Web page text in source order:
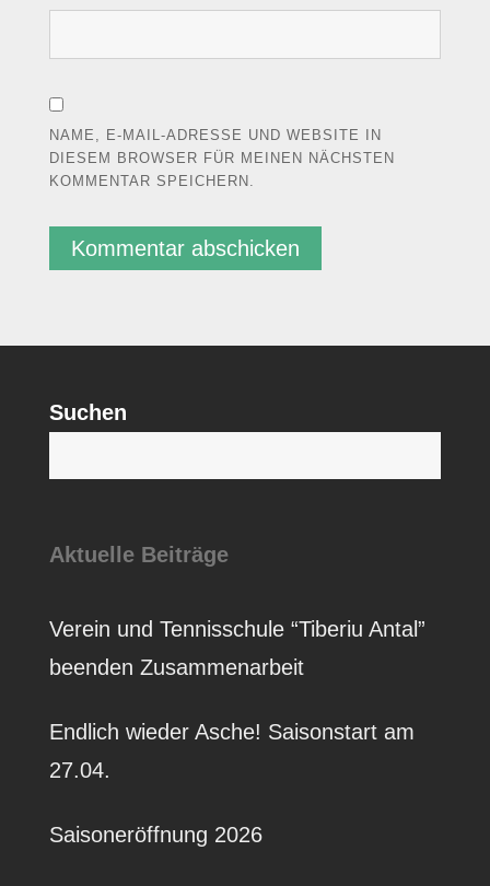
NAME, E-MAIL-ADRESSE UND WEBSITE IN
DIESEM BROWSER FÜR MEINEN NÄCHSTEN
KOMMENTAR SPEICHERN.
Suchen
Aktuelle Beiträge
Verein und Tennisschule “Tiberiu Antal”
beenden Zusammenarbeit
Endlich wieder Asche! Saisonstart am
27.04.
Saisoneröffnung 2026